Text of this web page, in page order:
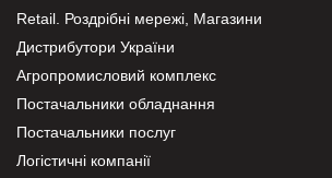
Retail. Роздрібні мережі, Магазини
Дистрибутори України
Агропромисловий комплекс
Постачальники обладнання
Постачальники послуг
Логістичні компанії